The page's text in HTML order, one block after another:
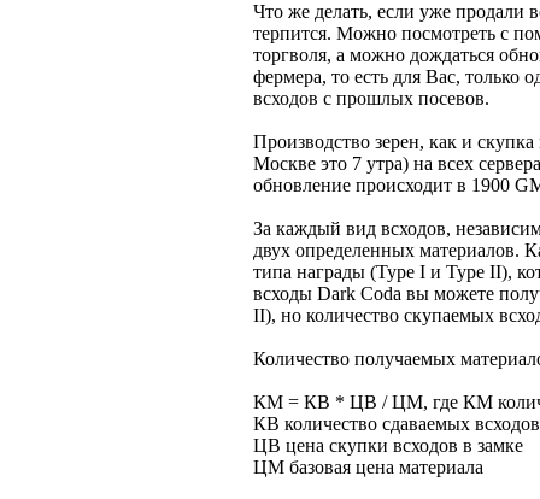
Что же делать, если уже продали
терпится. Можно посмотреть с
торгволя, а можно дождаться
фермера, то есть для Вас, только
всходов с прошлых посевов.
Производство зерен, как и
Москве это 7 утра) на всех
обновление происходит в 1900
За каждый вид всходов,
двух определенных материалов.
типа награды (Type I и Type II),
всходы Dark Coda вы можете
II), но количество скупаемых
Количество получаемых
КМ = КВ * ЦВ / ЦМ, где КМ
КВ количество сдаваемых всходов
ЦВ цена скупки всходов в замке
ЦМ базовая цена материала